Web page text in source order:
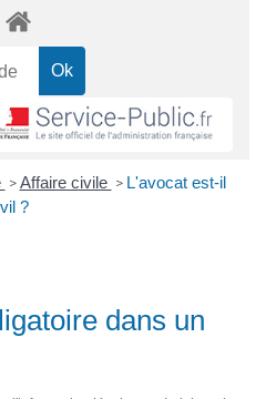
> Affaire civile > L'avocat est-il
?
dans un